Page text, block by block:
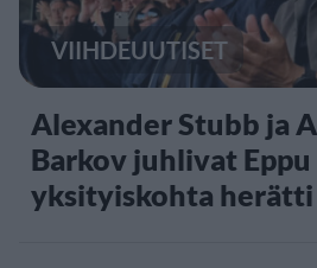
VIIHDEUUTISET
Alexander Stubb ja
Barkov juhlivat
yksityiskohta